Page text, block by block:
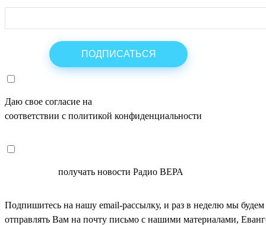
Даю свое согласие на
соответствии с политикой конфиденциальности
получать новости Радио ВЕРА
Подпишитесь на нашу email-рассылку, и раз в неделю мы будем
отправлять Вам на почту письмо с нашими материалами,